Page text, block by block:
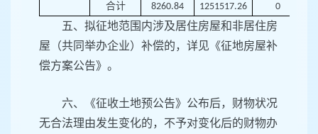
合计 8260.84 1251517.26 0
五、拟征地范围内涉及居住房屋和非居住房
屋（共同举办企业）补偿的，详见《征地房屋补
偿方案公告》。
六、《征收土地预公告》公布后，财物状况
无合法理由发生变化的，不予对变化后的财物办